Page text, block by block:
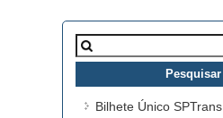
Pesquisar
por:
Bilhete Único SPTrans